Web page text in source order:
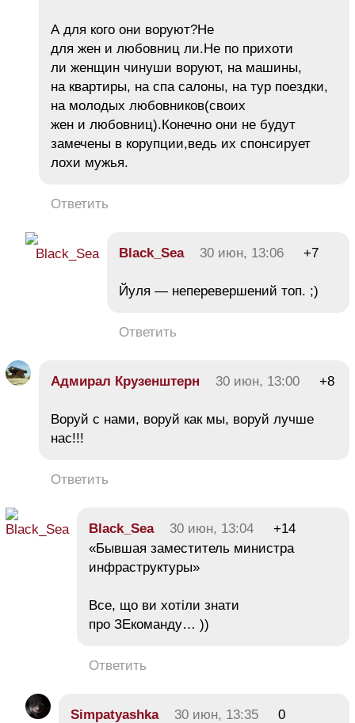
А для кого они воруют?Не
для жен и любовниц ли.Не по прихоти
ли женщин чинуши воруют, на машины,
на квартиры, на спа салоны, на тур поездки,
на молодых любовников(своих
жен и любовниц).Конечно они не будут
замечены в корупции,ведь их спонсирует
лохи мужья.
Ответить
Black_Sea 30 июн, 13:06 +7
Йуля — неперевершений топ. ;)
Ответить
Адмирал Крузенштерн 30 июн, 13:00 +8
Воруй с нами, воруй как мы, воруй лучше
нас!!!
Ответить
Black_Sea 30 июн, 13:04
+14
«Бывшая заместитель министра
инфраструктуры»
Все, що ви хотіли знати
про ЗЕкоманду… ))
Ответить
Simpatyashka 30 июн, 13:35
0